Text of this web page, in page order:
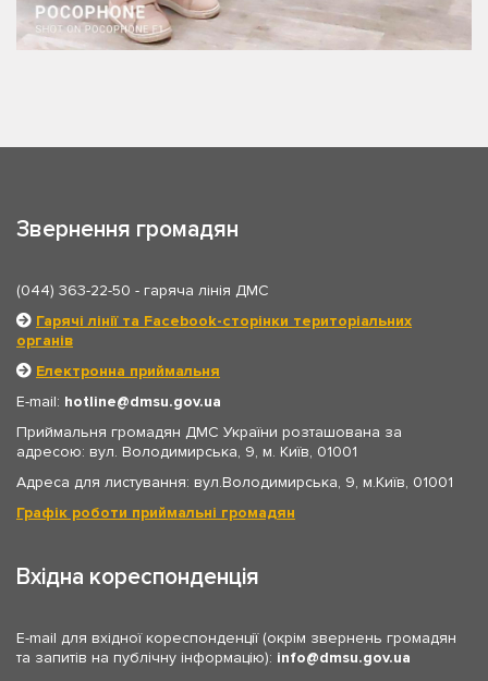
Звернення громадян
(044) 363-22-50 - гаряча лінія ДМС
Гарячі лінії та Facebook-сторінки територіальних
органів
Електронна приймальня
E-mail: hotline
dmsu.gov.ua
Приймальня громадян ДМС України розташована за
адресою: вул. Володимирська, 9, м. Київ, 01001
Адреса для листування: вул.Володимирська, 9, м.Київ, 01001
Графік роботи приймальні громадян
Вхідна кореспонденція
E-mail для вхідної кореспонденції (окрім звернень громадян
та запитів на публічну інформацію): info dmsu.gov.ua